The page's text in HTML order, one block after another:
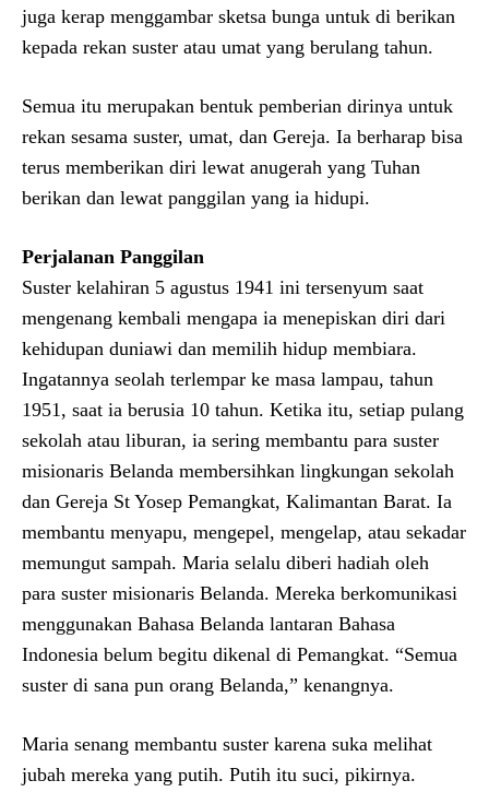
juga kerap menggambar sketsa bunga untuk di berikan
kepada rekan suster atau umat yang berulang tahun.
Semua itu merupakan bentuk pemberian dirinya untuk
rekan sesama suster, umat, dan Gereja. Ia berharap bisa
terus memberikan diri lewat anugerah yang Tuhan
berikan dan lewat panggilan yang ia hidupi.
Perjalanan Panggilan
Suster kelahiran 5 agustus 1941 ini tersenyum saat
mengenang kembali mengapa ia menepiskan diri dari
kehidupan duniawi dan memilih hidup membiara.
Ingatannya seolah terlempar ke masa lampau, tahun
1951, saat ia berusia 10 tahun. Ketika itu, setiap pulang
sekolah atau liburan, ia sering membantu para suster
misionaris Belanda membersihkan lingkungan sekolah
dan Gereja St Yosep Pemangkat, Kalimantan Barat. Ia
membantu menyapu, mengepel, mengelap, atau sekadar
memungut sampah. Maria selalu diberi hadiah oleh
para suster misionaris Belanda. Mereka berkomunikasi
menggunakan Bahasa Belanda lantaran Bahasa
Indonesia belum begitu dikenal di Pemangkat. “Semua
suster di sana pun orang Belanda,” kenangnya.
Maria senang membantu suster karena suka melihat
jubah mereka yang putih. Putih itu suci, pikirnya.